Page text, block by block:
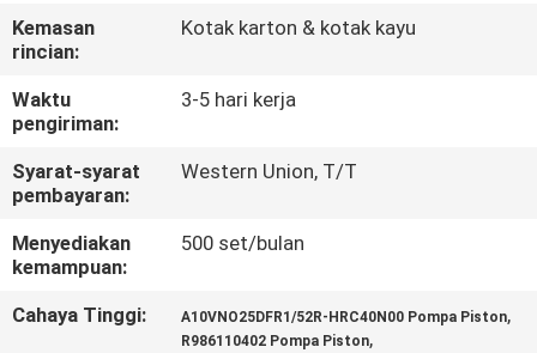
HUBUNGI
KAMI
BERITA
KASUS
Kemasan
rincian:
Kotak karton & kotak kayu
Waktu
pengiriman:
3-5 hari kerja
Syarat-syarat
pembayaran:
Western Union, T/T
Menyediakan
kemampuan:
500 set/bulan
Cahaya Tinggi: A10VNO25DFR1/52R-HRC40N00 Pompa Piston,
R986110402 Pompa Piston,